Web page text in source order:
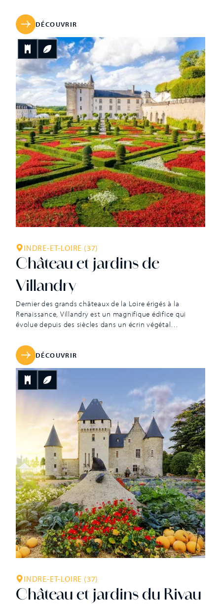
médiéval, le parc paysager et les jardins classés
Monument Historique et labellisés « Jardin
remarquable ». Ainay-le-Vieil est un château-fort du XIIIe
siècle qui a conservé un système […]
DÉCOUVRIR
INDRE-ET-LOIRE (37)
Château et jardins de
Villandry
Dernier des grands châteaux de la Loire érigés à la
Renaissance, Villandry est un magnifique édifice qui
évolue depuis des siècles dans un écrin végétal
l’impulsion de Jean Le Breton, ministre des finances de
François Ier. Riche de son expérience acquise à
Chambord, celui-ci décide de faire bâtir un somptueux
monument d’une sobriété frappante et d’une grande
élégance. Pour autant, Le Breton choisit de garder
l’héritage médiéval en conservant le massif donjon qui
domine encore aujourd’hui les trois nouveaux corps de
logis de style Renaissance française. Du haut de la
terrasse […]
DÉCOUVRIR
INDRE-ET-LOIRE (37)
Château et jardins du Rivau